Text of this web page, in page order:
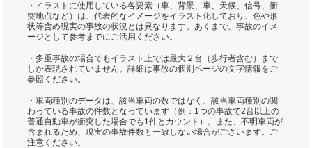
・イラストに使用している各要素（車、背景、車、天候、信号、衝
突地点など）は、代表的なイメージをイラスト化しており、色や形
状等含め現実の事故の状況とは異なります。あくまで、事故のイメ
ージとして参考までにご活用ください。
・多重事故の場合でもイラスト上では最大２台（歩行者含む）まで
しか表現されていません。詳細は事故の個別ページの文字情報をご
参照ください。
・車両種別のデータは、該当車両の数ではなく、該当車両種別の関
わっている事故の件数となっています（例：1つの事故で2台以上の
普通自動車が衝突した場合でも1件とカウント）。また、不明車両が
含まれるため、現実の事故件数と一致しない場合がございます。ご
注意ください。